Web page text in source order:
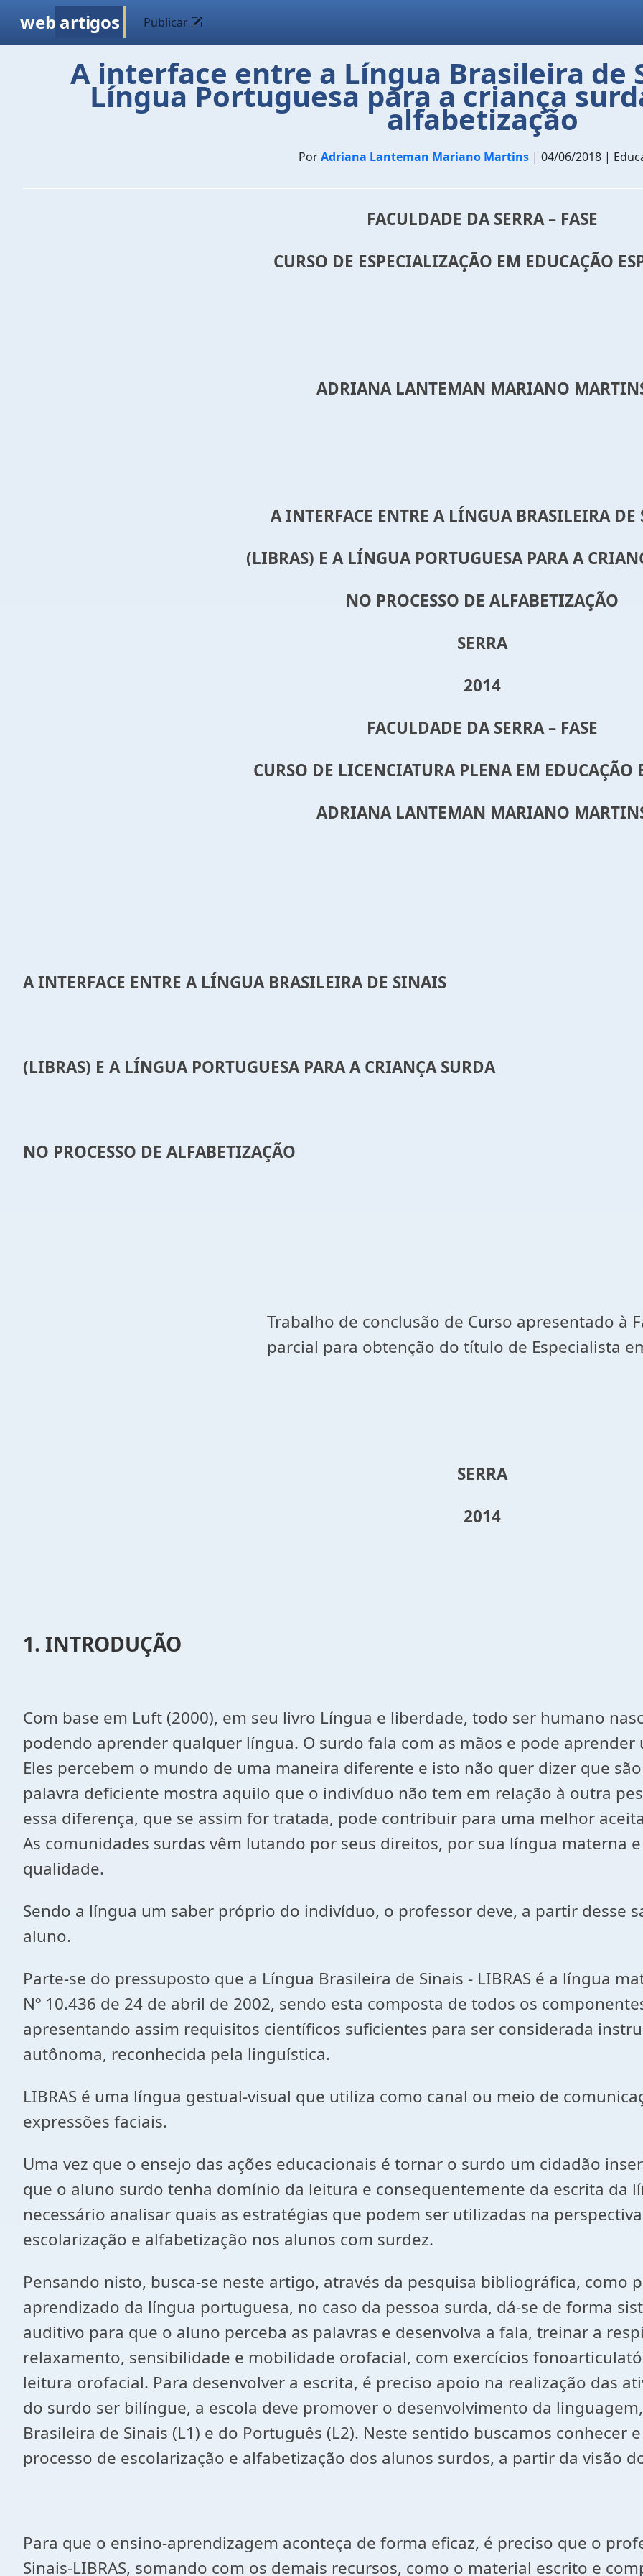
web artigos Publicar
A interface entre a Língua Brasileira de
Língua Portuguesa para a criança
alfabetização
PorAdriana Lanteman Mariano Martins | 04/06/2018 |
FACULDADE DA SERRA – FASE
CURSO DE ESPECIALIZAÇÃO EM EDUCAÇÃO
ADRIANA LANTEMAN MARIANO
A INTERFACE ENTRE A LÍNGUA BRASILEIRA DE
(LIBRAS) E A LÍNGUA PORTUGUESA PARA A
NO PROCESSO DE ALFABETIZAÇÃO
SERRA
2014
FACULDADE DA SERRA – FASE
CURSO DE LICENCIATURA PLENA EM EDUCAÇÃO
ADRIANA LANTEMAN MARIANO
A INTERFACE ENTRE A LÍNGUA BRASILEIRA DE SINAIS
(LIBRAS) E A LÍNGUA PORTUGUESA PARA A CRIANÇA SURDA
NO PROCESSO DE ALFABETIZAÇÃO
Trabalho de conclusão de Curso apresentado à
parcial para obtenção do título de Especialista
SERRA
2014
1. INTRODUÇÃO
Com base em Luft (2000), em seu livro Língua e liberdade, todo ser humano
podendo aprender qualquer língua. O surdo fala com as mãos e pode
Eles percebem o mundo de uma maneira diferente e isto não quer dizer que
palavra deficiente mostra aquilo que o indivíduo não tem em relação à outra
essa diferença, que se assim for tratada, pode contribuir para uma melhor
As comunidades surdas vêm lutando por seus direitos, por sua língua materna
qualidade.
Sendo a língua um saber próprio do indivíduo, o professor deve, a partir desse
aluno.
Parte-se do pressuposto que a Língua Brasileira de Sinais - LIBRAS é a língua
Nº 10.436 de 24 de abril de 2002, sendo esta composta de todos os
apresentando assim requisitos científicos suficientes para ser considerada
autônoma, reconhecida pela linguística.
LIBRAS é uma língua gestual-visual que utiliza como canal ou meio de
expressões faciais.
Uma vez que o ensejo das ações educacionais é tornar o surdo um cidadão
que o aluno surdo tenha domínio da leitura e consequentemente da escrita da
necessário analisar quais as estratégias que podem ser utilizadas na
escolarização e alfabetização nos alunos com surdez.
Pensando nisto, busca-se neste artigo, através da pesquisa bibliográfica,
aprendizado da língua portuguesa, no caso da pessoa surda, dá-se de forma
auditivo para que o aluno perceba as palavras e desenvolva a fala, treinar a
relaxamento, sensibilidade e mobilidade orofacial, com exercícios
leitura orofacial. Para desenvolver a escrita, é preciso apoio na realização das
do surdo ser bilíngue, a escola deve promover o desenvolvimento da
Brasileira de Sinais (L1) e do Português (L2). Neste sentido buscamos conhecer
processo de escolarização e alfabetização dos alunos surdos, a partir da visão
Para que o ensino-aprendizagem aconteça de forma eficaz, é preciso que o
Sinais-LIBRAS, somando com os demais recursos, como o material escrito e